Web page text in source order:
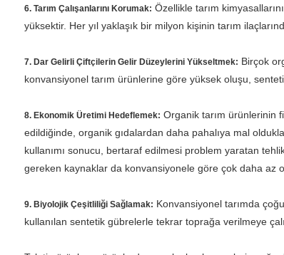
6. Tarım Çalışanlarını Korumak: Özellikle tarım
yüksektir. Her yıl yaklaşık bir milyon kişinin tarım
7. Dar Gelirli Çiftçilerin Gelir Düzeylerini Yükseltmek: Birçok
konvansiyonel tarım ürünlerine göre yüksek oluşu,
8. Ekonomik Üretimi Hedeflemek: Organik tarım ürünlerinin
edildiğinde, organik gıdalardan daha pahalıya mal
kullanımı sonucu, bertaraf edilmesi problem yaratan
gereken kaynaklar da konvansiyonele göre çok daha az
9. Biyolojik Çeşitliliği Sağlamak: Konvansiyonel tarımda
kullanılan sentetik gübrelerle tekrar toprağa verilmeye